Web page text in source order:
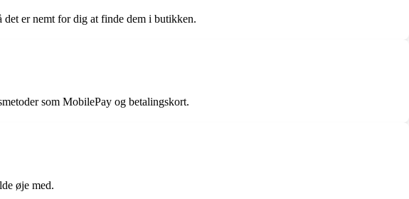
er nemt for dig at finde dem i butikken.
som MobilePay og betalingskort.
øje med.